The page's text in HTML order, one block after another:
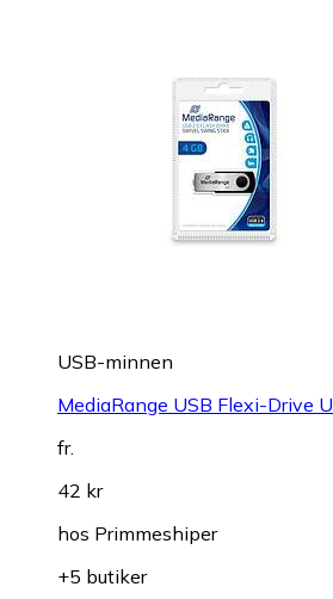
USB-minnen
MediaRange USB Flexi-Drive
fr.
42 kr
hos Primmeshiper
+5 butiker